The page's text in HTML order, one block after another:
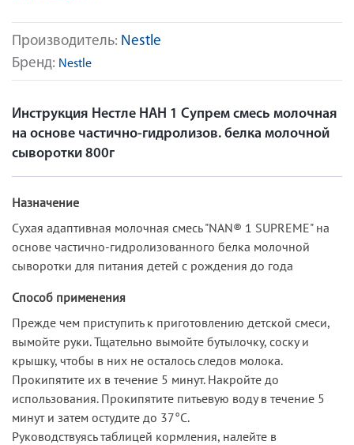
Производитель: Nestle
Бренд: Nestle
Инструкция Нестле НАН 1 Супрем смесь молочная
на основе частично-гидролизов. белка молочной
сыворотки 800г
Назначение
Сухая адаптивная молочная смесь "NAN® 1 SUPREME" на
основе частично-гидролизованного белка молочной
сыворотки для питания детей с рождения до года
Способ применения
Прежде чем приступить к приготовлению детской смеси,
вымойте руки. Тщательно вымойте бутылочку, соску и
крышку, чтобы в них не осталось следов молока.
Прокипятите их в течение 5 минут. Накройте до
использования. Прокипятите питьевую воду в течение 5
минут и затем остудите до 37°С.
Руководствуясь таблицей кормления, налейте в